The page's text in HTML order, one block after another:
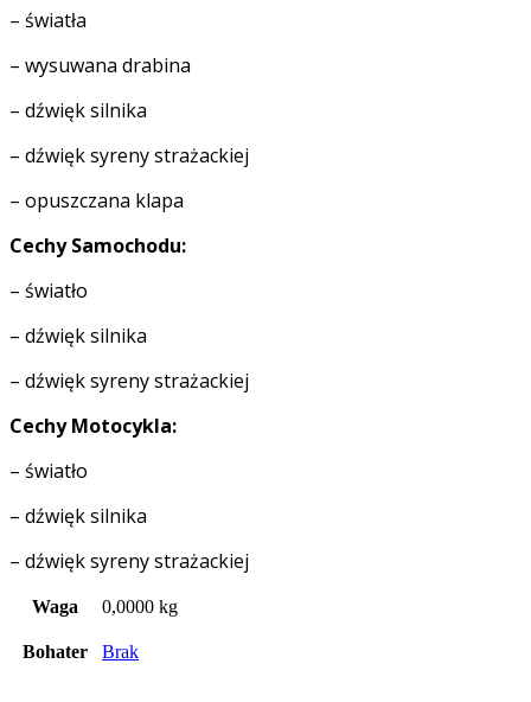
– światła
– wysuwana drabina
– dźwięk silnika
– dźwięk syreny strażackiej
– opuszczana klapa
Cechy Samochodu:
– światło
– dźwięk silnika
– dźwięk syreny strażackiej
Cechy Motocykla:
– światło
– dźwięk silnika
– dźwięk syreny strażackiej
Waga 0,0000 kg
Bohater Brak